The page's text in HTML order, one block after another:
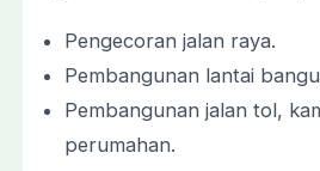
Pengecoran jalan raya.
Pembangunan lantai
Pembangunan jalan tol,
perumahan.